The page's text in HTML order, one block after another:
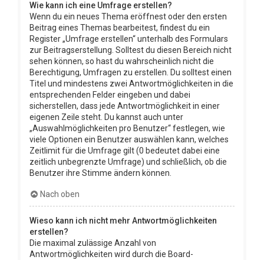
Wie kann ich eine Umfrage erstellen?
Wenn du ein neues Thema eröffnest oder den ersten
Beitrag eines Themas bearbeitest, findest du ein
Register „Umfrage erstellen“ unterhalb des Formulars
zur Beitragserstellung. Solltest du diesen Bereich nicht
sehen können, so hast du wahrscheinlich nicht die
Berechtigung, Umfragen zu erstellen. Du solltest einen
Titel und mindestens zwei Antwortmöglichkeiten in die
entsprechenden Felder eingeben und dabei
sicherstellen, dass jede Antwortmöglichkeit in einer
eigenen Zeile steht. Du kannst auch unter
„Auswahlmöglichkeiten pro Benutzer“ festlegen, wie
viele Optionen ein Benutzer auswählen kann, welches
Zeitlimit für die Umfrage gilt (0 bedeutet dabei eine
zeitlich unbegrenzte Umfrage) und schließlich, ob die
Benutzer ihre Stimme ändern können.
Nach oben
Wieso kann ich nicht mehr Antwortmöglichkeiten
erstellen?
Die maximal zulässige Anzahl von
Antwortmöglichkeiten wird durch die Board-